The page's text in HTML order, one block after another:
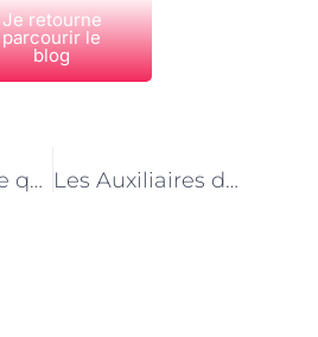
Je retourne
parcourir le
blog
Paris, une ville qui valorise la diversité culturelle dans le métier d’Auxiliaire de vie sociale Les Auxiliaires de vie sociale à Paris : des partenaires essentiels pour les professionnels de santé